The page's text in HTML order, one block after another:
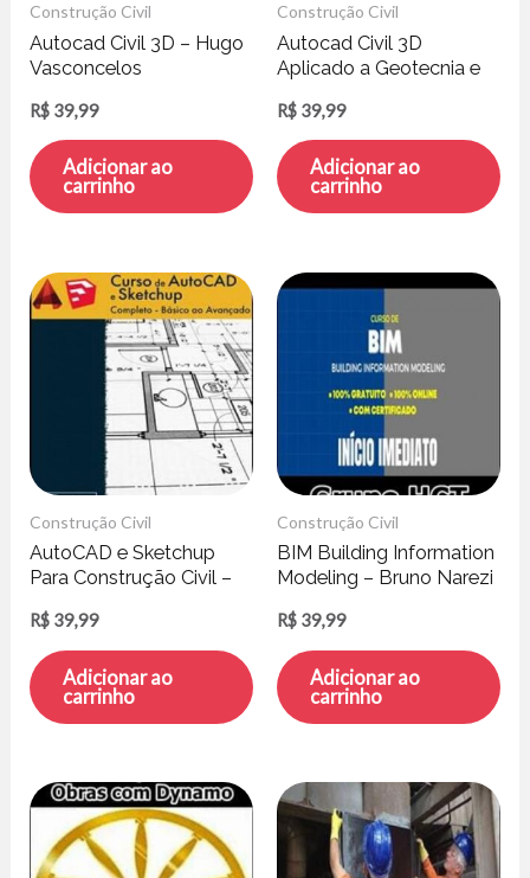
Construção Civil
Autocad Civil 3D – Hugo
Vasconcelos
R$ 39,99
Adicionar ao
carrinho
Construção Civil
Autocad Civil 3D
Aplicado a Geotecnia e
Didatum
R$ 39,99
Adicionar ao
carrinho
Construção Civil
AutoCAD e Sketchup
Para Construção Civil –
R$ 39,99
Adicionar ao
carrinho
Construção Civil
BIM Building Information
Modeling – Bruno Narezi
R$ 39,99
Adicionar ao
carrinho